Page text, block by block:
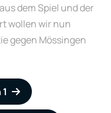
dem Spiel und der
wollen wir nun
gegen Mössingen